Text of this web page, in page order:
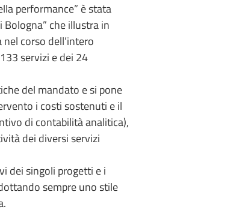
performance” è stata
che illustra in
corso dell’intero
servizi e dei 24
del mandato e si pone
i costi sostenuti e il
di contabilità analitica),
dei diversi servizi
dei singoli progetti e i
sempre uno stile